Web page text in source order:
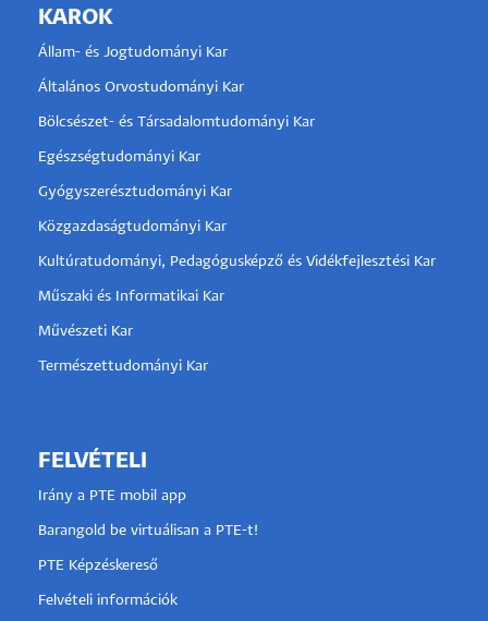
KAROK
Állam- és Jogtudományi Kar
Általános Orvostudományi Kar
Bölcsészet- és Társadalomtudományi Kar
Egészségtudományi Kar
Gyógyszerésztudományi Kar
Közgazdaságtudományi Kar
Kultúratudományi, Pedagógusképző és Vidékfejlesztési Kar
Műszaki és Informatikai Kar
Művészeti Kar
Természettudományi Kar
FELVÉTELI
Irány a PTE mobil app
Barangold be virtuálisan a PTE-t!
PTE Képzéskereső
Felvételi információk